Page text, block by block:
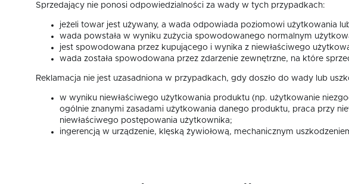
Sprzedający nie ponosi odpowiedzialności za wady w tych przypadkach:
jeżeli towar jest używany, a wada odpowiada poziomowi użytkowania
wada powstała w wyniku zużycia spowodowanego normalnym
jest spowodowana przez kupującego i wynika z niewłaściwego
wada została spowodowana przez zdarzenie zewnętrzne, na które
Reklamacja nie jest uzasadniona w przypadkach, gdy doszło do wady lub
w wyniku niewłaściwego użytkowania produktu (np. użytkowanie
ogólnie znanymi zasadami użytkowania danego produktu, praca przy
niewłaściwego postępowania użytkownika;
ingerencją w urządzenie, klęską żywiołową, mechanicznym